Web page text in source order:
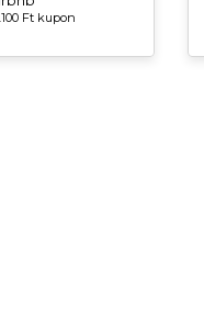
Ft kupon